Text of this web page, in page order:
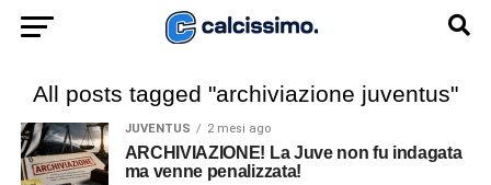
All posts tagged "archiviazione juventus"
JUVENTUS 2 mesi ago
ARCHIVIAZIONE! La Juve non fu indagata
ma venne penalizzata!